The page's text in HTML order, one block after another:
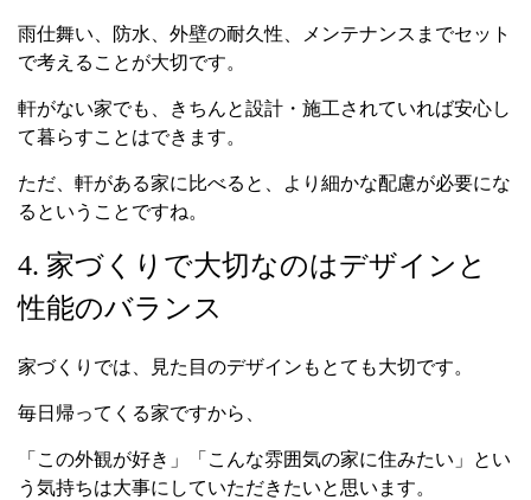
雨仕舞い、防水、外壁の耐久性、メンテナンスまでセット
で考えることが大切です。
軒がない家でも、きちんと設計・施工されていれば安心し
て暮らすことはできます。
ただ、軒がある家に比べると、より細かな配慮が必要にな
るということですね。
4. 家づくりで大切なのはデザインと
性能のバランス
家づくりでは、見た目のデザインもとても大切です。
毎日帰ってくる家ですから、
「この外観が好き」「こんな雰囲気の家に住みたい」とい
う気持ちは大事にしていただきたいと思います。